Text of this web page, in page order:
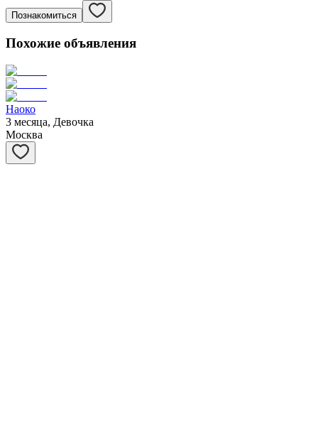
Познакомиться
Похожие объявления
Наоко
3 месяца, Девочка
Москва